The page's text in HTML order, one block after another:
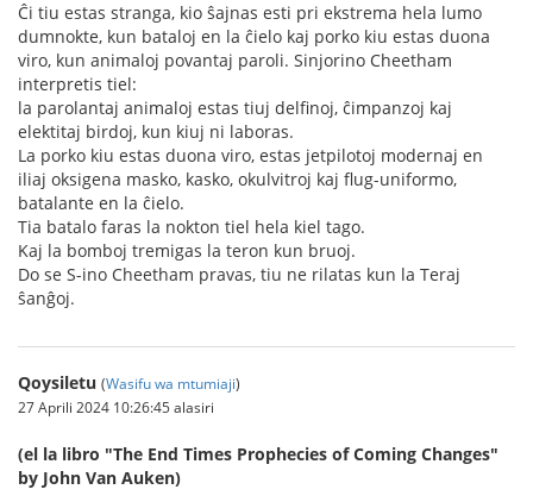
Ĉi tiu estas stranga, kio ŝajnas esti pri ekstrema hela lumo
dumnokte, kun bataloj en la ĉielo kaj porko kiu estas duona
viro, kun animaloj povantaj paroli. Sinjorino Cheetham
interpretis tiel:
la parolantaj animaloj estas tiuj delfinoj, ĉimpanzoj kaj
elektitaj birdoj, kun kiuj ni laboras.
La porko kiu estas duona viro, estas jetpilotoj modernaj en
iliaj oksigena masko, kasko, okulvitroj kaj flug-uniformo,
batalante en la ĉielo.
Tia batalo faras la nokton tiel hela kiel tago.
Kaj la bomboj tremigas la teron kun bruoj.
Do se S-ino Cheetham pravas, tiu ne rilatas kun la Teraj
ŝanĝoj.
Qoysiletu (Wasifu wa mtumiaji)
27 Aprili 2024 10:26:45 alasiri
(el la libro "The End Times Prophecies of Coming Changes"
by John Van Auken)